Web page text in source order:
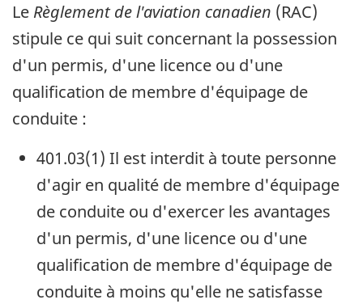
Le Règlement de l'aviation canadien (RAC)
stipule ce qui suit concernant la possession
d'un permis, d'une licence ou d'une
qualification de membre d'équipage de
conduite :
401.03(1) Il est interdit à toute personne
d'agir en qualité de membre d'équipage
de conduite ou d'exercer les avantages
d'un permis, d'une licence ou d'une
qualification de membre d'équipage de
conduite à moins qu'elle ne satisfasse